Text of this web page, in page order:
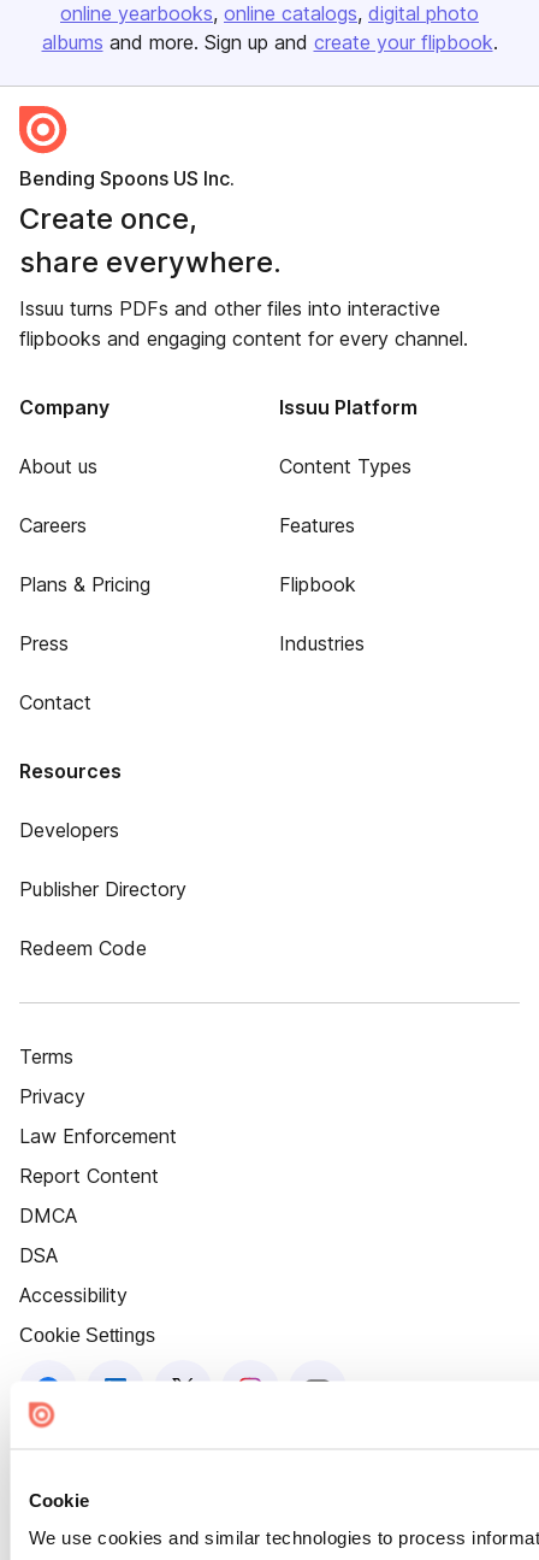
Cookie
We use cookies and similar technologies to process
online yearbooks online catalogs digital photo
albums and more. Sign up and create your flipbook.
Bending Spoons US Inc.
Create once,
share everywhere.
Issuu turns PDFs and other files into interactive
flipbooks and engaging content for every channel.
Company
About us
Careers
Plans & Pricing
Press
Contact
Issuu Platform
Content Types
Features
Flipbook
Industries
Resources
Developers
Publisher Directory
Redeem Code
Terms
Privacy
Law Enforcement
Report Content
DMCA
DSA
Accessibility
Cookie Settings